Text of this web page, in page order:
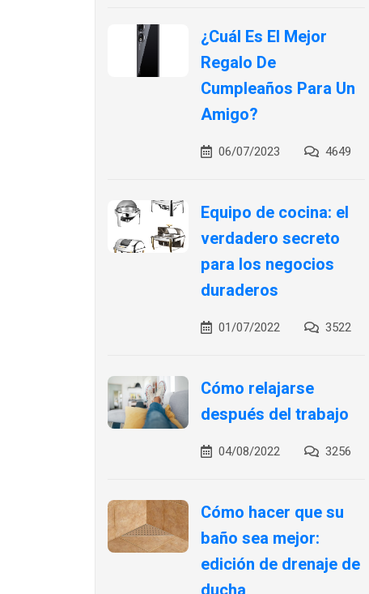
¿Cuál Es El Mejor
Regalo De
Cumpleaños Para Un
Amigo?
06/07/2023 4649
Equipo de cocina: el
verdadero secreto
para los negocios
duraderos
01/07/2022 3522
Cómo relajarse
después del trabajo
04/08/2022 3256
Cómo hacer que su
baño sea mejor:
edición de drenaje de